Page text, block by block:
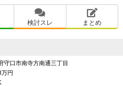
検討スレ まとめ
守口市南寺方南通三丁目
円